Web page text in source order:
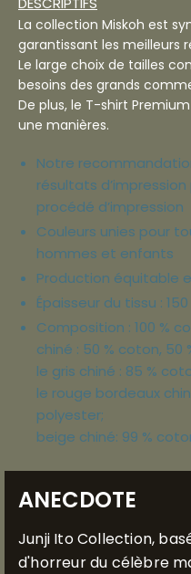
La collection Miskoh est
garantissant les meilleurs
Le large choix de tailles
besoins des grands
De plus, le T-shirt
une manières.
Notre
résultats
procédé d’impression
Couleurs unies pour
hommes et enfants
Production équitable
Épaisseur du tissu :
Composition : 100 %
chiné : 50 % coton, 50
le gris chiné : 85 %
le rouge bordeaux
polyester;
beige chiné: 99 %
ANECDOTE
Junji Ito Collection,
d'horreur du célèbre